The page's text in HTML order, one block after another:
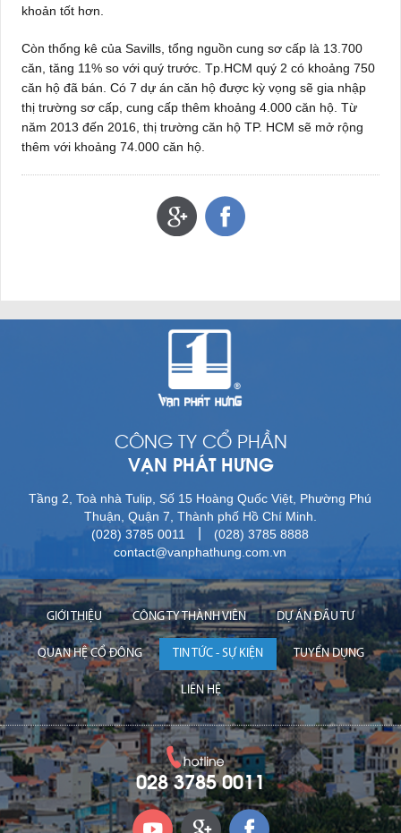
khoản tốt hơn.
Còn thống kê của Savills, tổng nguồn cung sơ cấp là 13.700
căn, tăng 11% so với quý trước. Tp.HCM quý 2 có khoảng 750
căn hộ đã bán. Có 7 dự án căn hộ được kỳ vọng sẽ gia nhập
thị trường sơ cấp, cung cấp thêm khoảng 4.000 căn hộ. Từ
năm 2013 đến 2016, thị trường căn hộ TP. HCM sẽ mở rộng
thêm với khoảng 74.000 căn hộ.
CÔNG TY CỔ PHẦN
VẠN PHÁT HƯNG
Tầng 2, Toà nhà Tulip, Số 15 Hoàng Quốc Việt, Phường Phú
Thuận, Quận 7, Thành phố Hồ Chí Minh.
(028) 3785 0011
(028) 3785 8888
contact@vanphathung.com.vn
GIỚI THIỆU CÔNG TY THÀNH VIÊN DỰ ÁN ĐẦU TƯ
QUAN HỆ CỔ ĐÔNG TIN TỨC - SỰ KIỆN TUYỂN DỤNG
LIÊN HỆ
028 3785 0011